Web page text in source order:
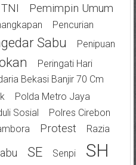
Pemimpin Umum
Pencurian
Sabu
Penipuan
Peringati Hari
Bekasi Banjir 70 Cm
Polda Metro Jaya
Sosial
Polres Cirebon
Protest Razia
SE Senpi SH